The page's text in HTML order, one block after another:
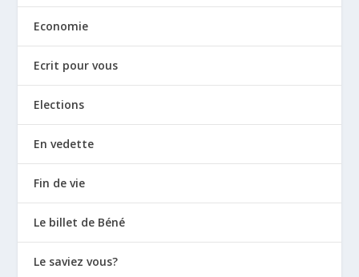
Economie
Ecrit pour vous
Elections
En vedette
Fin de vie
Le billet de Béné
Le saviez vous?